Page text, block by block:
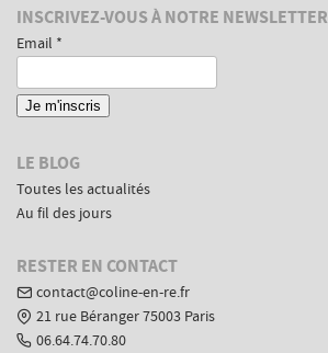
Informations
complémentaires
INSCRIVEZ-VOUS À NOTRE NEWSLETTER
Email *
LE BLOG
Toutes les actualités
Au fil des jours
RESTER EN CONTACT
contact@coline-en-re.fr
21 rue Béranger 75003 Paris
06.64.74.70.80